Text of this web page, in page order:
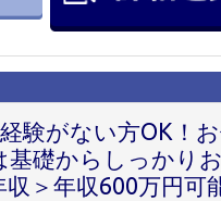
験がない方OK！
基礎からしっかり
＞年収600万円可